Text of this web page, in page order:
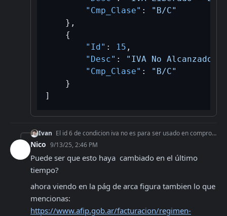
"Cmp_Clase" :
"B/C"
} ,
{
"Id" : 15 ,
"Desc" : "IVA No Alcanzado"
"Cmp_Clase" :
"B/C"
}
]
Ivan El id 6 de condicion iva no es para ser usado en comprobantes B, si queres hacer una factura a un monotributo debes hacerle una Factura A ```json [ {
Nico 9/13/25, 2:46 PM
Puede ser que esto haya  cambiado en el último
tiempo?
ahora viendo en la pág de arca figura tambien lo que
https://www.afip.gob.ar/facturacion/regimen-